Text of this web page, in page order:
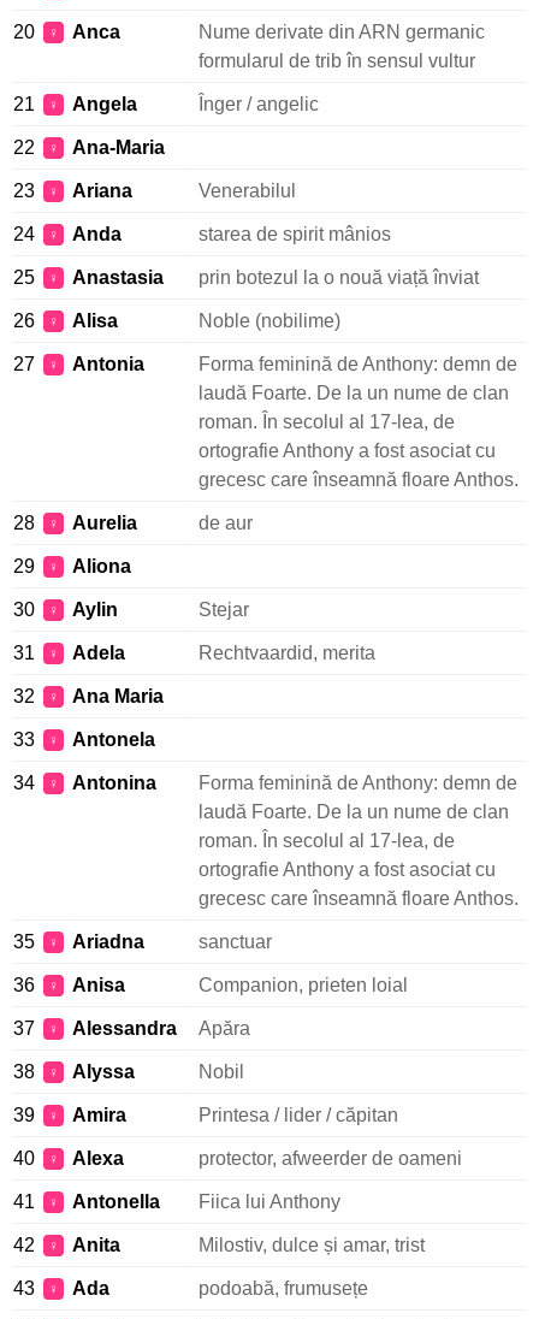
20 ♀ Anca
Nume derivate din ARN germanic
formularul de trib în sensul vultur
21 ♀ Angela Înger / angelic
22 ♀ Ana-Maria
23 ♀ Ariana Venerabilul
24 ♀ Anda starea de spirit mânios
25 ♀ Anastasia prin botezul la o nouă viață înviat
26 ♀ Alisa Noble (nobilime)
27 ♀ Antonia
Forma feminină de Anthony: demn de
laudă Foarte. De la un nume de clan
roman. În secolul al 17-lea, de
ortografie Anthony a fost asociat cu
grecesc care înseamnă floare Anthos.
28 ♀ Aurelia de aur
29 ♀ Aliona
30 ♀ Aylin Stejar
31 ♀ Adela Rechtvaardid, merita
32 ♀ Ana Maria
33 ♀ Antonela
34 ♀ Antonina
Forma feminină de Anthony: demn de
laudă Foarte. De la un nume de clan
roman. În secolul al 17-lea, de
ortografie Anthony a fost asociat cu
grecesc care înseamnă floare Anthos.
35 ♀ Ariadna sanctuar
36 ♀ Anisa Companion, prieten loial
37 ♀ Alessandra Apăra
38 ♀ Alyssa Nobil
39 ♀ Amira Printesa / lider / căpitan
40 ♀ Alexa protector, afweerder de oameni
41 ♀ Antonella Fiica lui Anthony
42 ♀ Anita Milostiv, dulce și amar, trist
43 ♀ Ada podoabă, frumusețe